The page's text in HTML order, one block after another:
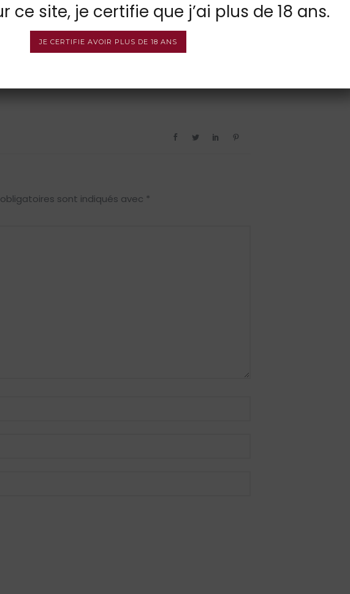
sont indiqués avec *
ce site, je certifie que j’ai plus de 18 ans.
JE CERTIFIE AVOIR PLUS DE 18 ANS